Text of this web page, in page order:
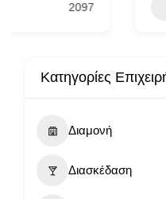
Διαμονή
Κατηγορίες
Διαμονή
Διασκέδαση